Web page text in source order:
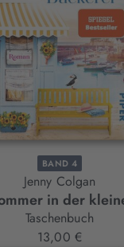
BAND 4
Jenny Colgan
in der
Taschenbuch
13,00 €